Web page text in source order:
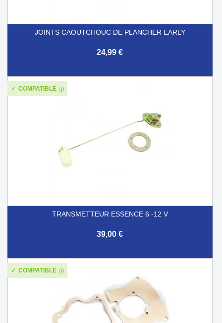
JOINTS CAOUTCHOUC DE PLANCHER EARLY
24,99 €
TRANSMETTEUR ESSENCE 6 -12 V
39,00 €
COMPATIBLE
COMPATIBLE